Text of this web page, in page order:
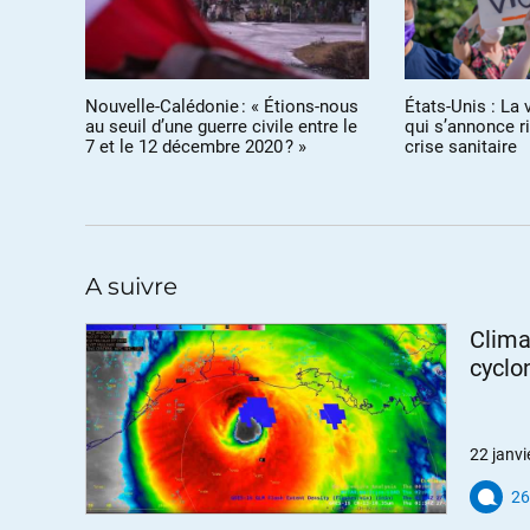
Le
Nouvelle-Calédonie : « Étions-nous
au seuil d’une guerre civile entre le
7 et le 12 décembre 2020 ? »
États-Unis : La
qui s’annonce
crise sanitaire
A suivre
22
26